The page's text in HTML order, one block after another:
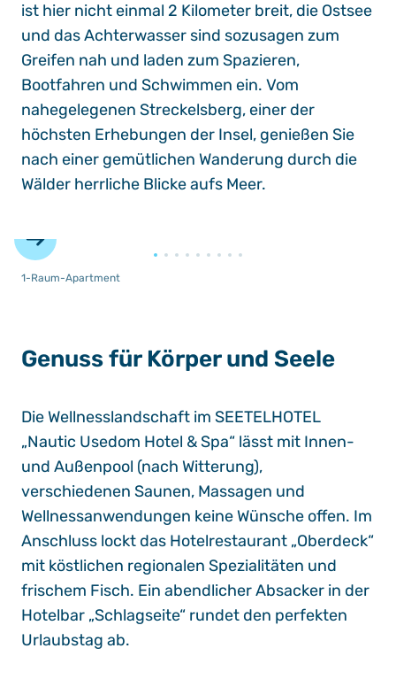
ist hier nicht einmal 2 Kilometer breit, die Ostsee
und das Achterwasser sind sozusagen zum
Greifen nah und laden zum Spazieren,
Bootfahren und Schwimmen ein. Vom
nahegelegenen Streckelsberg, einer der
höchsten Erhebungen der Insel, genießen Sie
nach einer gemütlichen Wanderung durch die
Wälder herrliche Blicke aufs Meer.
1-Raum-Apartment
Genuss für Körper und Seele
Die Wellnesslandschaft im SEETELHOTEL
„Nautic Usedom Hotel & Spa“ lässt mit Innen-
und Außenpool (nach Witterung),
verschiedenen Saunen, Massagen und
Wellnessanwendungen keine Wünsche offen. Im
Anschluss lockt das Hotelrestaurant „Oberdeck“
mit köstlichen regionalen Spezialitäten und
frischem Fisch. Ein abendlicher Absacker in der
Hotelbar „Schlagseite“ rundet den perfekten
Urlaubstag ab.